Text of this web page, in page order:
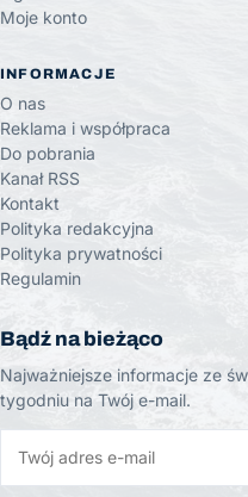
Moje konto
INFORMACJE
O nas
Reklama i współpraca
Do pobrania
Kanał RSS
Kontakt
Polityka redakcyjna
Polityka prywatności
Regulamin
Bądź na bieżąco
Najważniejsze informacje ze
tygodniu na Twój e-mail.